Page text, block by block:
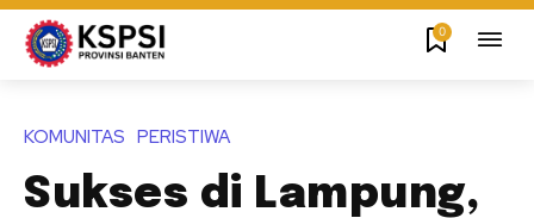
0
KOMUNITAS PERISTIWA
Sukses di Lampung,